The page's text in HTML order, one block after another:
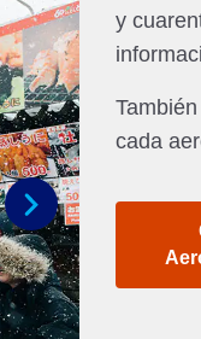
Siguiente
y
cada